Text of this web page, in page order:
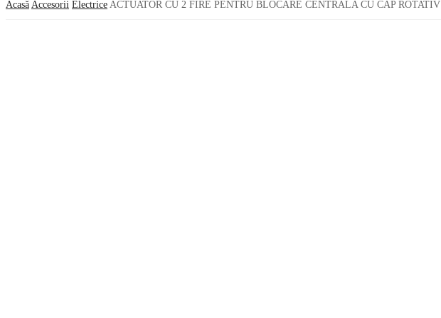
Acasă Accesorii Electrice ACTUATOR CU 2 FIRE PENTRU BLOCARE CENTRALA CU CAP ROTATIV